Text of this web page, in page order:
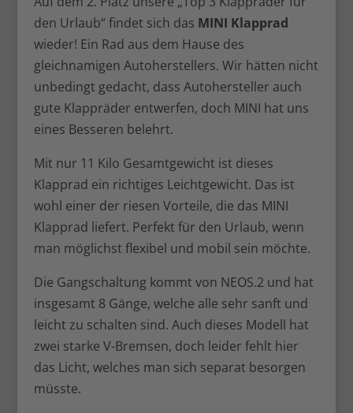
den Urlaub“ findet sich das MINI Klapprad
wieder! Ein Rad aus dem Hause des
gleichnamigen Autoherstellers. Wir hätten nicht
unbedingt gedacht, dass Autohersteller auch
gute Klappräder entwerfen, doch MINI hat uns
eines Besseren belehrt.
Mit nur 11 Kilo Gesamtgewicht ist dieses
Klapprad ein richtiges Leichtgewicht. Das ist
wohl einer der riesen Vorteile, die das MINI
Klapprad liefert. Perfekt für den Urlaub, wenn
man möglichst flexibel und mobil sein möchte.
Die Gangschaltung kommt von NEOS.2 und hat
insgesamt 8 Gänge, welche alle sehr sanft und
leicht zu schalten sind. Auch dieses Modell hat
zwei starke V-Bremsen, doch leider fehlt hier
das Licht, welches man sich separat besorgen
müsste.